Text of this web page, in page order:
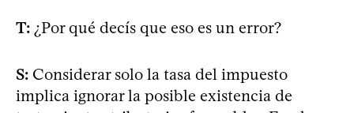
T: ¿Por qué decís que eso es un error?
S: Considerar solo la tasa del impuesto
implica ignorar la posible existencia de